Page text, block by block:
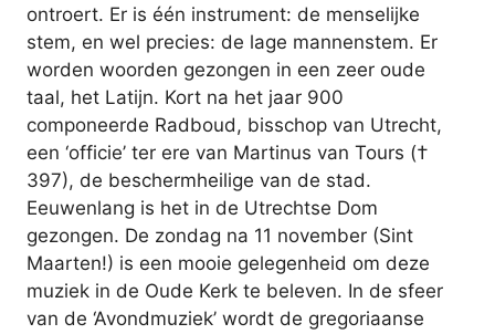
ontroert. Er is één instrument: de menselijke
stem, en wel precies: de lage mannenstem. Er
worden woorden gezongen in een zeer oude
taal, het Latijn. Kort na het jaar 900
componeerde Radboud, bisschop van Utrecht,
een ‘officie’ ter ere van Martinus van Tours (†
397), de beschermheilige van de stad.
Eeuwenlang is het in de Utrechtse Dom
gezongen. De zondag na 11 november (Sint
Maarten!) is een mooie gelegenheid om deze
muziek in de Oude Kerk te beleven. In de sfeer
van de ‘Avondmuziek’ wordt de gregoriaanse